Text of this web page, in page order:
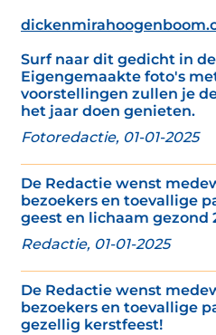
Surf naar dit gedicht in
Eigengemaakte foto's
voorstellingen zullen je
het jaar doen genieten.
Fotoredactie, 01-01-2025
De Redactie wenst
bezoekers en toevallige
geest en lichaam gezond
Redactie, 01-01-2025
De Redactie wenst
bezoekers en toevallige
gezellig kerstfeest!